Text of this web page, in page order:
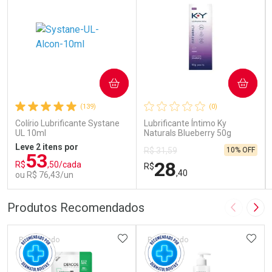
(139)
Colírio Lubrificante Systane
UL 10ml
Leve 2 itens por
R$53,50/cada
ou R$ 76,43/un
COMPRAR
FECHAR
FECHAR
Por Menos
(0)
Lubrificante Íntimo Ky
Naturals Blueberry 50g
R$ 31,59
R$28,40
10% OFF
COMPRAR
Por Menos
Produtos Recomendados Imagem
Patrocinado ADICIONAR AOS FAVORITOS
Patrocinado